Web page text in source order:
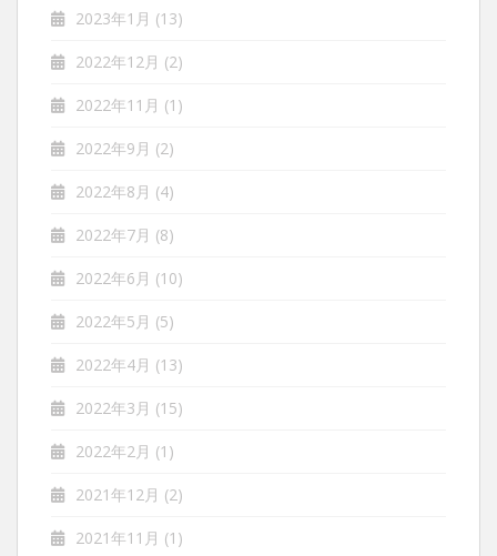
2023年1月 (13)
2022年12月 (2)
2022年11月 (1)
2022年9月 (2)
2022年8月 (4)
2022年7月 (8)
2022年6月 (10)
2022年5月 (5)
2022年4月 (13)
2022年3月 (15)
2022年2月 (1)
2021年12月 (2)
2021年11月 (1)